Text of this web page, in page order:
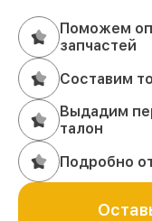
Поможем
запчастей
Составим
Выдадим
талон
Подробно